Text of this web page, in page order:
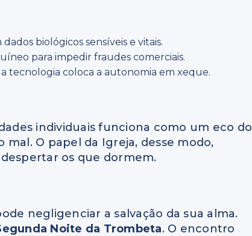
biológicos sensíveis e vitais.
para impedir fraudes comerciais.
tecnologia coloca a autonomia em xeque.
individuais funciona como um eco do
O papel da Igreja, desse modo,
os que dormem.
negligenciar a salvação da sua alma.
Noite da Trombeta. O encontro